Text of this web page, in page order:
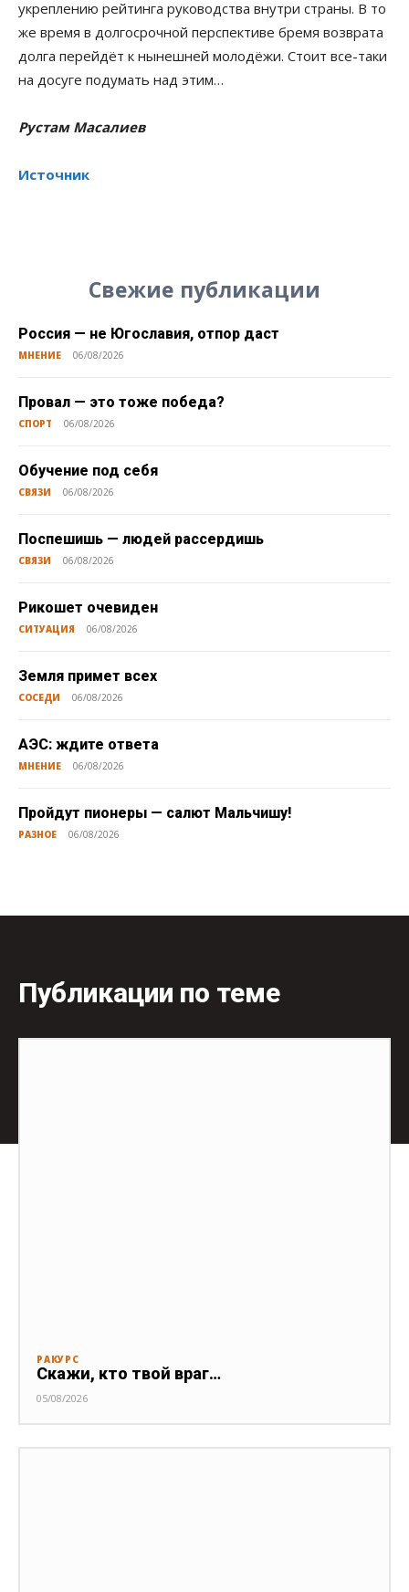
укреплению рейтинга руководства внутри страны. В то
же время в долгосрочной перспективе бремя возврата
долга перейдёт к нынешней молодёжи. Стоит все-таки
на досуге подумать над этим…
Рустам Масалиев
Источник
Свежие публикации
Россия — не Югославия, отпор даст
МНЕНИЕ 06/08/2026
Провал — это тоже победа?
СПОРТ 06/08/2026
Обучение под себя
СВЯЗИ 06/08/2026
Поспешишь — людей рассердишь
СВЯЗИ 06/08/2026
Рикошет очевиден
СИТУАЦИЯ 06/08/2026
Земля примет всех
СОСЕДИ 06/08/2026
АЭС: ждите ответа
МНЕНИЕ 06/08/2026
Пройдут пионеры — салют Мальчишу!
РАЗНОЕ 06/08/2026
Публикации по теме
РАКУРС
Скажи, кто твой враг…
05/08/2026